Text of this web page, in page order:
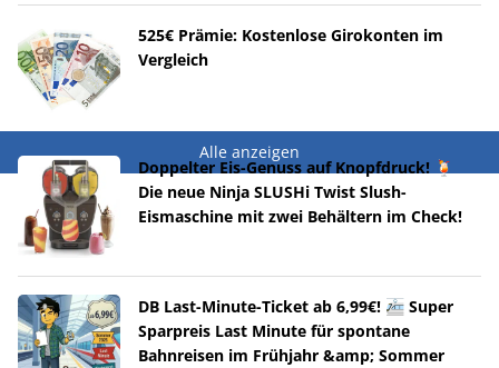
525€ Prämie: Kostenlose Girokonten im
Vergleich
Alle anzeigen
Doppelter Eis-Genuss auf Knopfdruck! 🍹
Die neue Ninja SLUSHi Twist Slush-
Eismaschine mit zwei Behältern im Check!
DB Last-Minute-Ticket ab 6,99€! 🚈 Super
Sparpreis Last Minute für spontane
Bahnreisen im Frühjahr &amp; Sommer